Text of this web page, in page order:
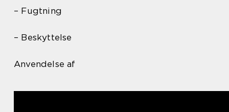
– Fugtning
– Beskyttelse
Anvendelse af